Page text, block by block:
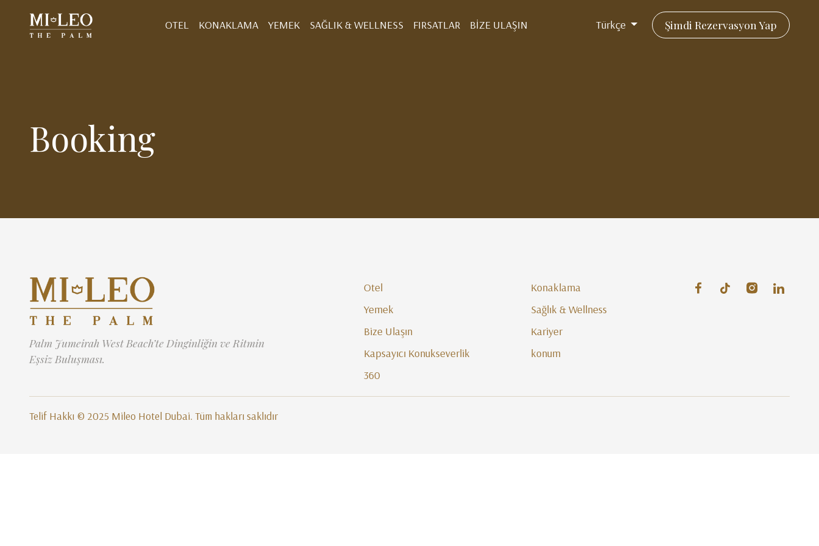
OTEL KONAKLAMA YEMEK SAĞLIK & WELLNESS FIRSATLAR BIZE ULAŞIN Türkçe Şimdi Rezervasyon Yap
Booking
Palm Jumeirah West Beach’te Dinginliğin ve Ritmin
Eşsiz Buluşması.
Otel
Konaklama
Yemek
Sağlık & Wellness
Bize Ulaşın
Kariyer
Kapsayıcı Konukseverlik
konum
360
Telif Hakkı © 2025 Mileo Hotel Dubai. Tüm hakları saklıdır